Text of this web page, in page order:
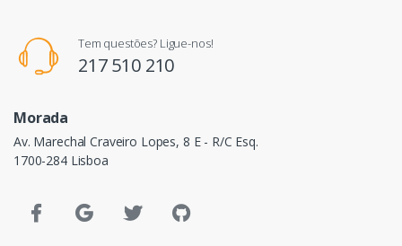
Tem questões? Ligue-nos!
217 510 210
Morada
Av. Marechal Craveiro Lopes, 8 E - R/C Esq.
1700-284 Lisboa